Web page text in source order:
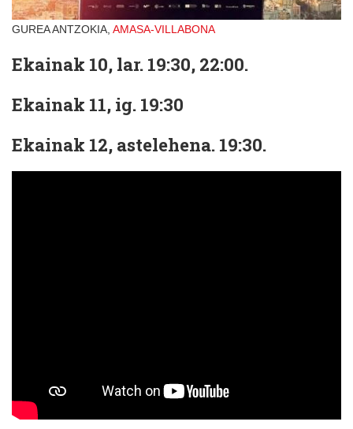
GUREA ANTZOKIA, AMASA-VILLABONA
Ekainak 10, lar. 19:30, 22:00.
Ekainak 11, ig. 19:30
Ekainak 12, astelehena. 19:30.